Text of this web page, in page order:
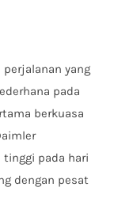
yang
pada
berkuasa
pada hari
dengan pesat